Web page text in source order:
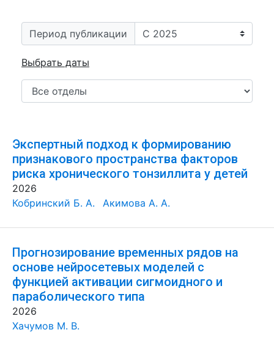
Период публикации
Выбрать даты
Экспертный подход к формированию
признакового пространства факторов
риска хронического тонзиллита у детей
2026
Кобринский Б. А.
Акимова А. А.
Прогнозирование временных рядов на
основе нейросетевых моделей с
функцией активации сигмоидного и
параболического типа
2026
Хачумов М. В.